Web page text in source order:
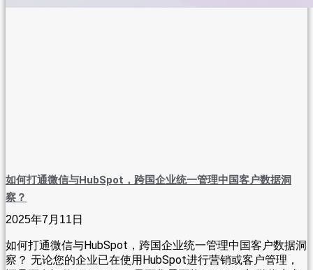
如何打通微信与HubSpot，跨国企业统一管理中国客户数据洞
察？
2025年7月11日
如何打通微信与HubSpot，跨国企业统一管理中国客户数据洞
察？ 无论您的企业已在使用HubSpot进行营销或客户管理，